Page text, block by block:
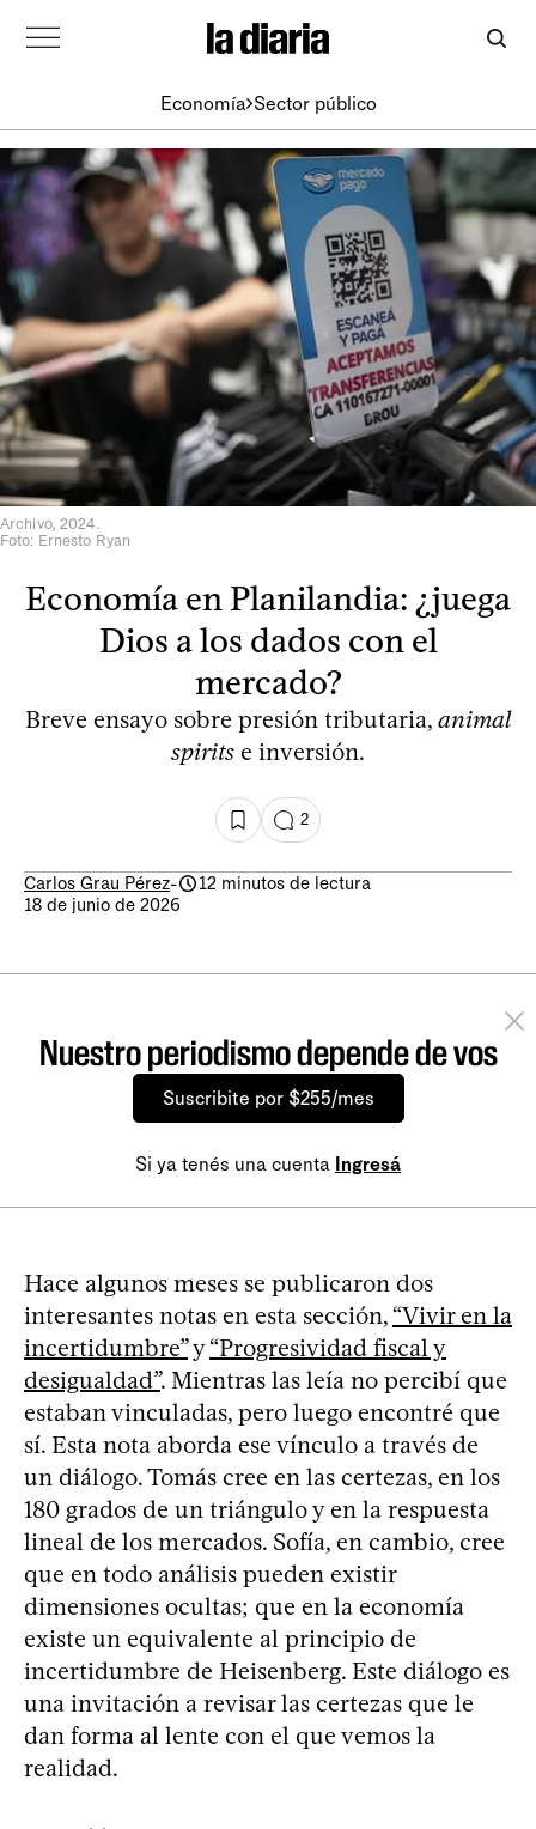
Economía Sector público
Archivo, 2024.
Foto: Ernesto Ryan
Economía en Planilandia: ¿juega
Dios a los dados con el
mercado?
Breve ensayo sobre presión tributaria, animal
spirits e inversión.
2
Carlos Grau Pérez-
12 minutos de lectura
18 de junio de 2026
Nuestro periodismo depende de vos
Suscribite por $255/mes
Si ya tenés una cuenta Ingresá
Hace algunos meses se publicaron dos
interesantes notas en esta sección, “Vivir en la
incertidumbre”y“Progresividad fiscal y
desigualdad”. Mientras las leía no percibí que
estaban vinculadas, pero luego encontré que
sí. Esta nota aborda ese vínculo a través de
un diálogo. Tomás cree en las certezas, en los
180 grados de un triángulo y en la respuesta
lineal de los mercados. Sofía, en cambio, cree
que en todo análisis pueden existir
dimensiones ocultas; que en la economía
existe un equivalente al principio de
incertidumbre de Heisenberg. Este diálogo es
una invitación a revisar las certezas que le
dan forma al lente con el que vemos la
realidad.